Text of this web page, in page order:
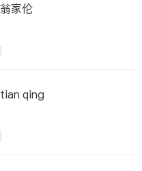
翁家伦
tian qing